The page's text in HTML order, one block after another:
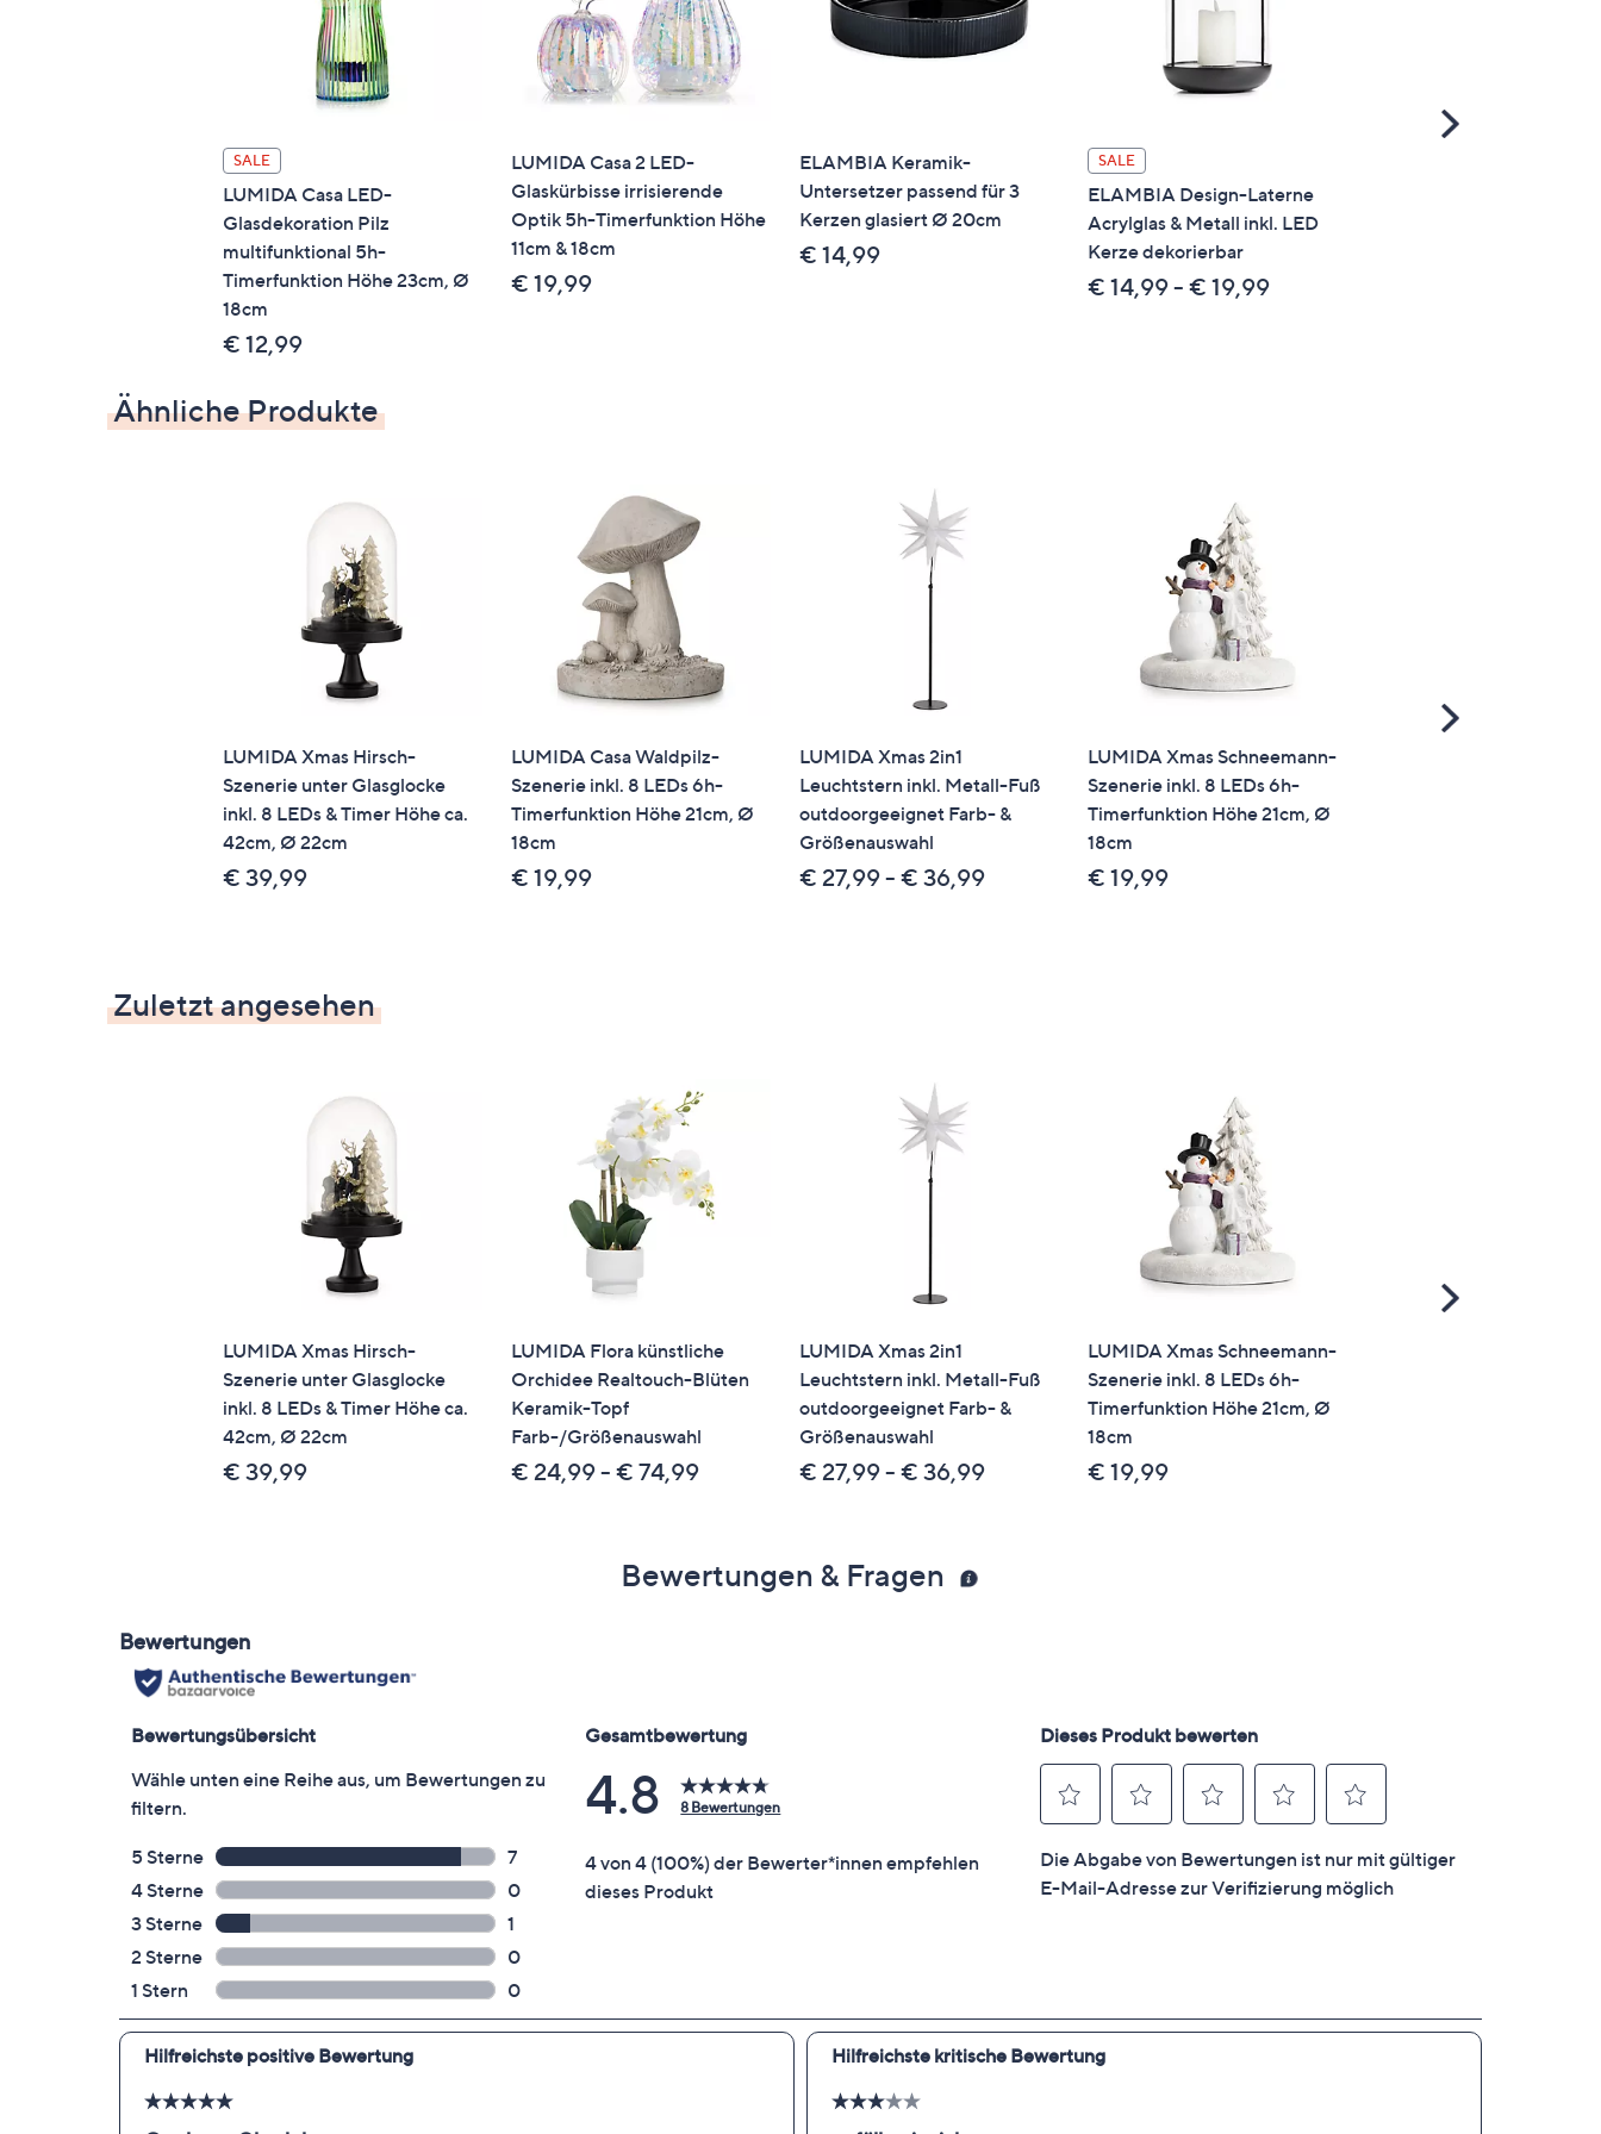
Glas, Kunststoff
SALE
LUMIDA Casa LED-
Glasdekoration Pilz
multifunktional 5h-
Timerfunktion Höhe 23cm, Ø
18cm
€ 12,99
LUMIDA Casa 2 LED-
Glaskürbisse irrisierende
Optik 5h-Timerfunktion Höhe
11cm & 18cm
€ 19,99
ELAMBIA Keramik-
Untersetzer passend für 3
Kerzen glasiert Ø 20cm
€ 14,99
SALE
ELAMBIA Design-Laterne
Acrylglas & Metall inkl. LED
Kerze dekorierbar
€ 14,99 - € 19,99
Scroll
Ähnliche Produkte
LUMIDA Xmas Hirsch-
Szenerie unter Glasglocke
inkl. 8 LEDs & Timer Höhe ca.
42cm, Ø 22cm
€ 39,99
LUMIDA Casa Waldpilz-
Szenerie inkl. 8 LEDs 6h-
Timerfunktion Höhe 21cm, Ø
18cm
€ 19,99
LUMIDA Xmas 2in1
Leuchtstern inkl. Metall-Fuß
outdoorgeeignet Farb- &
Größenauswahl
€ 27,99 - € 36,99
LUMIDA Xmas Schneemann-
Szenerie inkl. 8 LEDs 6h-
Timerfunktion Höhe 21cm, Ø
18cm
€ 19,99
Scroll
Zuletzt angesehen
LUMIDA Xmas Hirsch-
Szenerie unter Glasglocke
inkl. 8 LEDs & Timer Höhe ca.
42cm, Ø 22cm
€ 39,99
LUMIDA Flora künstliche
Orchidee Realtouch-Blüten
Keramik-Topf
Farb-/Größenauswahl
€ 24,99 - € 74,99
LUMIDA Xmas 2in1
Leuchtstern inkl. Metall-Fuß
outdoorgeeignet Farb- &
Größenauswahl
€ 27,99 - € 36,99
LUMIDA Xmas Schneemann-
Szenerie inkl. 8 LEDs 6h-
Timerfunktion Höhe 21cm, Ø
18cm
€ 19,99
Scroll
Bewertungen & Fragen